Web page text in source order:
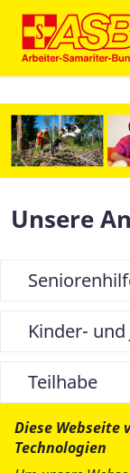
Unsere
Kinder-
Teilhabe
Diese Webseite
Technologien